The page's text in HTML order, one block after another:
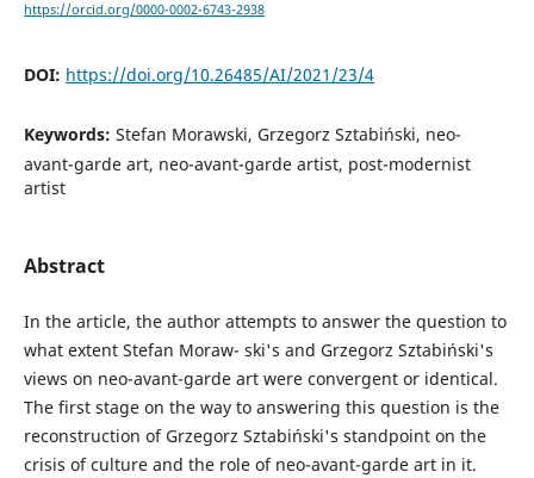
https://orcid.org/0000-0002-6743-2938
DOI: https://doi.org/10.26485/AI/2021/23/4
Keywords: Stefan Morawski, Grzegorz Sztabiński, neo-
avant-garde art, neo-avant-garde artist, post-modernist
artist
Abstract
In the article, the author attempts to answer the question to
what extent Stefan Moraw- ski's and Grzegorz Sztabiński's
views on neo-avant-garde art were convergent or identical.
The first stage on the way to answering this question is the
reconstruction of Grzegorz Sztabiński's standpoint on the
crisis of culture and the role of neo-avant-garde art in it.